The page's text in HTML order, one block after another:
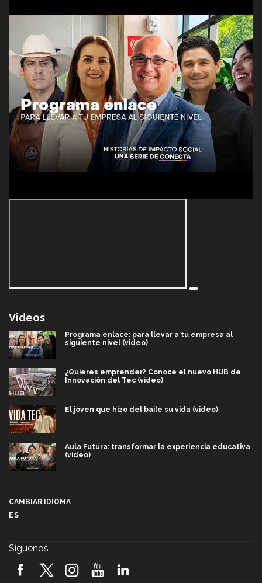
Videos
Programa enlace: para llevar a tu empresa al
siguiente nivel (video)
¿Quieres emprender? Conoce el nuevo HUB de
Innovación del Tec (video)
El joven que hizo del baile su vida (video)
Aula Futura: transformar la experiencia educativa
(video)
2026! (video)
CAMBIAR IDIOMA
ES
Síguenos